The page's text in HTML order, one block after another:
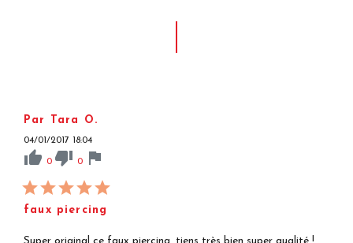
Par Tara O.
04/01/2017 18:04
thumb_up 0 thumb_down 0 flag
faux piercing
Super original ce faux piercing, tiens très bien super qualité !